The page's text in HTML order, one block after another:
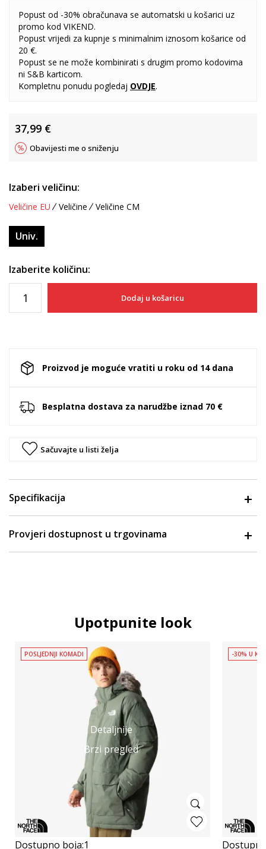
Popust od -30% obračunava se automatski u košarici uz
promo kod VIKEND.
Popust vrijedi za kupnje s minimalnim iznosom košarice od
20 €.
Popust se ne može kombinirati s drugim promo kodovima
ni S&B karticom.
Kompletnu ponudu pogledaj OVDJE.
37,99 €
Obavijesti me o sniženju
Izaberi veličinu:
Veličine EU Veličine Veličine CM
Univ.
Izaberite količinu:
Dodaj u košaricu
Proizvod je moguće vratiti u roku od 14 dana
Besplatna dostava za narudžbe iznad 70 €
Sačuvajte u listi želja
Specifikacija
Provjeri dostupnost u trgovinama
Upotpunite look
Detaljnije
Brzi pregled
POSLJEDNJI KOMADI
Dostupno boja:1
-30% U